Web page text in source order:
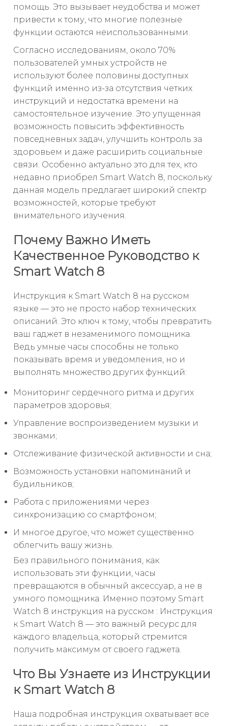
помощь. Это вызывает неудобства и может
привести к тому, что многие полезные
функции остаются неиспользованными.
Согласно исследованиям, около 70%
пользователей умных устройств не
используют более половины доступных
функций именно из-за отсутствия четких
инструкций и недостатка времени на
самостоятельное изучение. Это упущенная
возможность повысить эффективность
повседневных задач, улучшить контроль за
здоровьем и даже расширить социальные
связи. Особенно актуально это для тех, кто
недавно приобрел Smart Watch 8, поскольку
данная модель предлагает широкий спектр
возможностей, которые требуют
внимательного изучения.
Почему Важно Иметь
Качественное Руководство к
Smart Watch 8
Инструкция к Smart Watch 8 на русском
языке — это не просто набор технических
описаний. Это ключ к тому, чтобы превратить
ваш гаджет в незаменимого помощника.
Ведь умные часы способны не только
показывать время и уведомления, но и
выполнять множество других функций:
Мониторинг сердечного ритма и других
параметров здоровья;
Управление воспроизведением музыки и
звонками;
Отслеживание физической активности и сна;
Возможность установки напоминаний и
будильников;
Работа с приложениями через
синхронизацию со смартфоном;
И многое другое, что может существенно
облегчить вашу жизнь.
Без правильного понимания, как
использовать эти функции, часы
превращаются в обычный аксессуар, а не в
умного помощника. Именно поэтому Smart
Watch 8 инструкция на русском : Инструкция
к Smart Watch 8 — это важный ресурс для
каждого владельца, который стремится
получить максимум от своего гаджета.
Что Вы Узнаете из Инструкции
к Smart Watch 8
Наша подробная инструкция охватывает все